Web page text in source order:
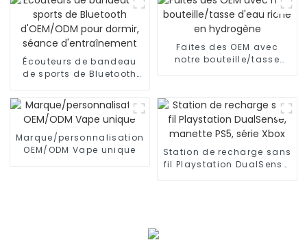
Écouteurs de bandeau
de sports de Bluetooth
séance d'entraînement
Faites des OEM avec
notre bouteille/tasse
Marque/personnalisation
OEM/ODM Vape unique
Station de recharge sans
fil Playstation DualSense,